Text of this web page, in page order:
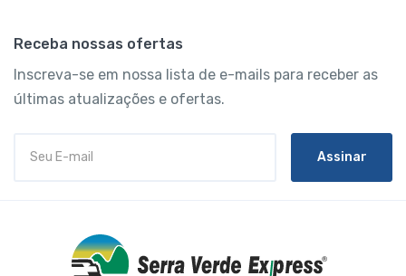
Receba nossas ofertas
Inscreva-se em nossa lista de e-mails para receber as
últimas atualizações e ofertas.
Assinar